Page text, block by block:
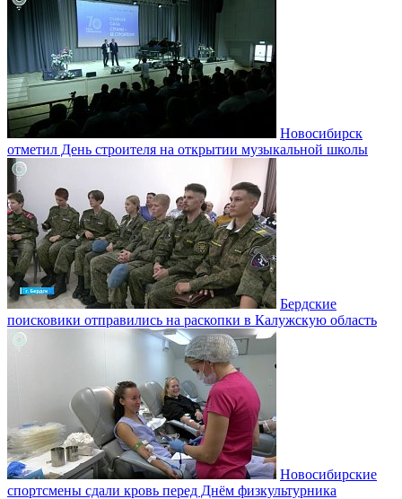
Новосибирск
отметил День строителя на открытии музыкальной школы
Бердские
поисковики отправились на раскопки в Калужскую область
Новосибирские
спортсмены сдали кровь перед Днём физкультурника